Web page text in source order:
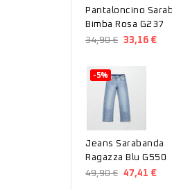
Pantaloncino
Bimba Rosa G237
34,90 € 33,16 €
Jeans Sarabanda
Ragazza Blu G550
49,90 €
-5%
47,41 €